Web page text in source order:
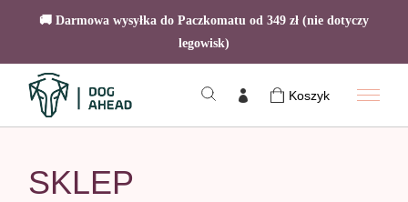
🚚 Darmowa wysyłka do Paczkomatu od 349 zł (nie dotyczy
legowisk)
content
Koszyk
SKLEP